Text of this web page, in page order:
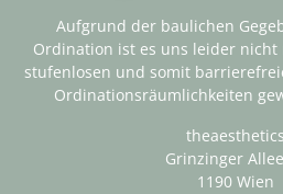
Aufgrund der baulichen
Ordination ist es uns leider nicht
stufenlosen und somit
Ordinationsräumlichkeiten
theaesthetics
Grinzinger
1190 Wien